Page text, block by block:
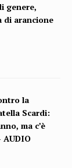
genere,
di arancione
la
Scardi:
ma c’è
AUDIO